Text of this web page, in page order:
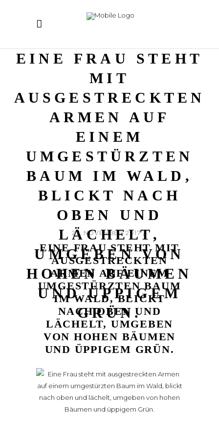
EINE FRAU STEHT
MIT
AUSGESTRECKTEN
ARMEN AUF
EINEM
UMGESTÜRZTEN
BAUM IM WALD,
BLICKT NACH
OBEN UND
LÄCHELT,
UMGEBEN VON
HOHEN BÄUMEN
UND ÜPPIGEM
GRÜN.
27. NOVEMBER 2017
EINE FRAU STEHT MIT
AUSGESTRECKTEN
ARMEN AUF EINEM
UMGESTÜRZTEN BAUM
IM WALD, BLICKT
NACH OBEN UND
LÄCHELT, UMGEBEN
VON HOHEN BÄUMEN
UND ÜPPIGEM GRÜN.